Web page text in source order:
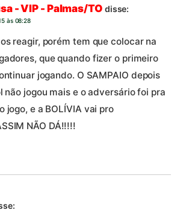
- VIP - Palmas/TO disse:
às 08:28
reagir, porém tem que colocar na
que quando fizer o primeiro
jogando. O SAMPAIO depois
não jogou mais e o adversário foi pra
jogo, e a BOLÍVIA vai pro
NÃO DÁ!!!!!